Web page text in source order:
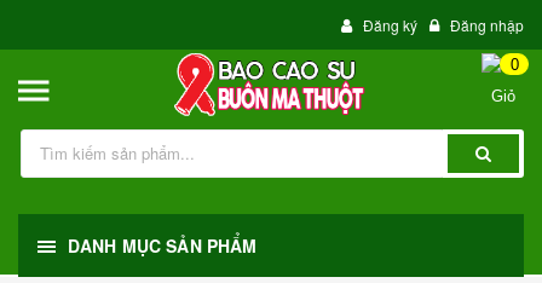
Đăng ký Đăng nhập
0
DANH MỤC SẢN PHẨM